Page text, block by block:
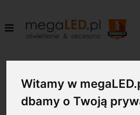
Witamy w
dbamy o Twoją
koniec